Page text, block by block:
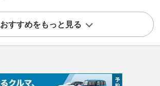
おすすめをもっと見る